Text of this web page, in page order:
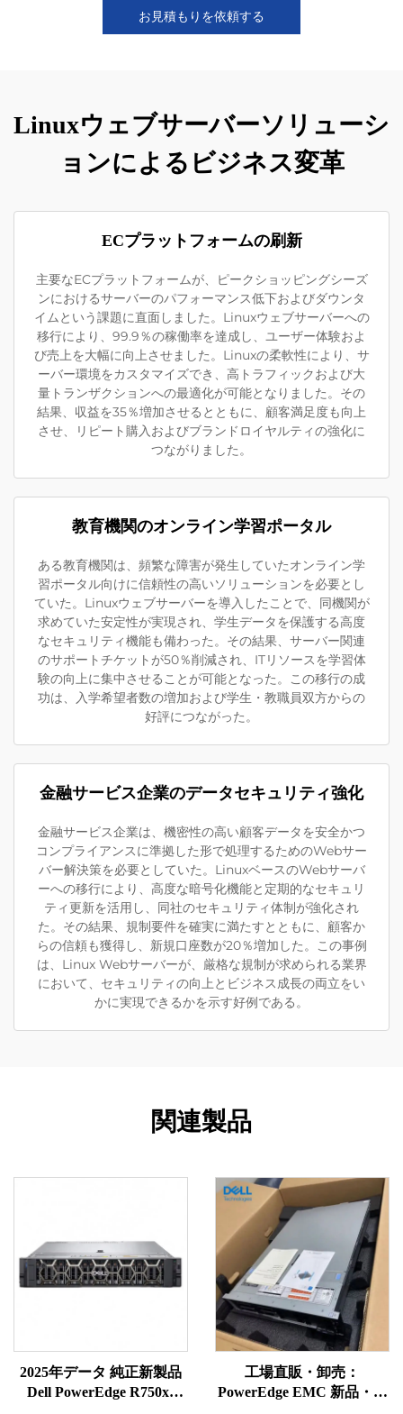
お見積もりを依頼する
Linuxウェブサーバーソリューシ
ョンによるビジネス変革
ECプラットフォームの刷新
主要なECプラットフォームが、ピークショッピングシーズ
ンにおけるサーバーのパフォーマンス低下およびダウンタ
イムという課題に直面しました。Linuxウェブサーバーへの
移行により、99.9％の稼働率を達成し、ユーザー体験およ
び売上を大幅に向上させました。Linuxの柔軟性により、サ
ーバー環境をカスタマイズでき、高トラフィックおよび大
量トランザクションへの最適化が可能となりました。その
結果、収益を35％増加させるとともに、顧客満足度も向上
させ、リピート購入およびブランドロイヤルティの強化に
つながりました。
教育機関のオンライン学習ポータル
ある教育機関は、頻繁な障害が発生していたオンライン学
習ポータル向けに信頼性の高いソリューションを必要とし
ていた。Linuxウェブサーバーを導入したことで、同機関が
求めていた安定性が実現され、学生データを保護する高度
なセキュリティ機能も備わった。その結果、サーバー関連
のサポートチケットが50％削減され、ITリソースを学習体
験の向上に集中させることが可能となった。この移行の成
功は、入学希望者数の増加および学生・教職員双方からの
好評につながった。
金融サービス企業のデータセキュリティ強化
金融サービス企業は、機密性の高い顧客データを安全かつ
コンプライアンスに準拠した形で処理するためのWebサー
バー解決策を必要としていた。LinuxベースのWebサーバ
ーへの移行により、高度な暗号化機能と定期的なセキュリ
ティ更新を活用し、同社のセキュリティ体制が強化され
た。その結果、規制要件を確実に満たすとともに、顧客か
らの信頼も獲得し、新規口座数が20％増加した。この事例
は、Linux Webサーバーが、厳格な規制が求められる業界
において、セキュリティの向上とビジネス成長の両立をい
かに実現できるかを示す好例である。
関連製品
2025年データ 純正新製品
Dell PowerEdge R750xs
工場直販・卸売：
PowerEdge EMC 新品・純